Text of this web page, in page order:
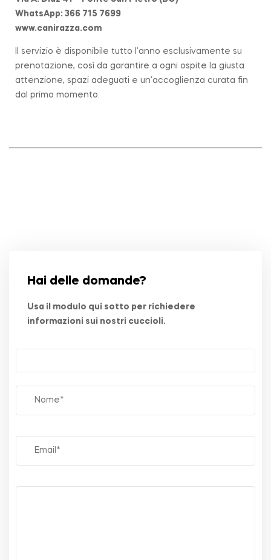
WhatsApp: 366 715 7699
www.canirazza.com
Il servizio è disponibile tutto l’anno esclusivamente su
prenotazione, così da garantire a ogni ospite la giusta
attenzione, spazi adeguati e un’accoglienza curata fin
dal primo momento.
Hai delle domande?
Usa il modulo qui sotto per richiedere
informazioni sui nostri cuccioli.